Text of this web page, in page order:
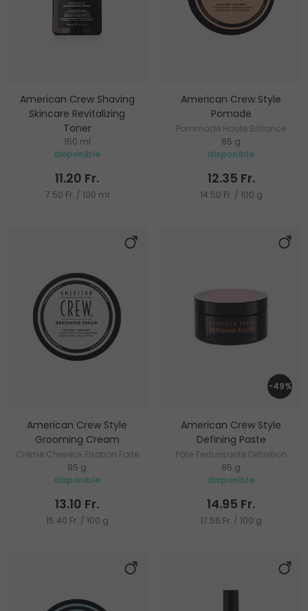
American Crew Shaving
Skincare Revitalizing
Toner
Soin après-rasage
150 ml
disponible
11.20 Fr.
7.50 Fr. / 100 ml
American Crew Style
Pomade
Pommade Haute Brillance
Cheveux
85 g
disponible
12.35 Fr.
14.50 Fr. / 100 g
American Crew Style
Grooming Cream
Crème Cheveux Fixation Forte
85 g
disponible
13.10 Fr.
15.40 Fr. / 100 g
-49%
American Crew Style
Defining Paste
Pâte Texturisante Définition
Cheveux
85 g
disponible
14.95 Fr.
17.55 Fr. / 100 g